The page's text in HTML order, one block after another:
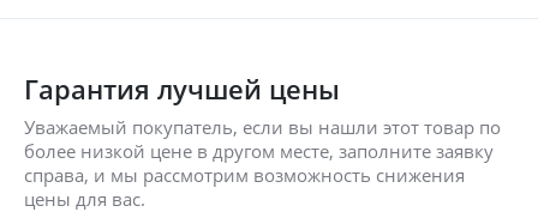
Гарантия лучшей цены
Уважаемый покупатель, если вы нашли этот товар по
более низкой цене в другом месте, заполните заявку
справа, и мы рассмотрим возможность снижения
цены для вас.